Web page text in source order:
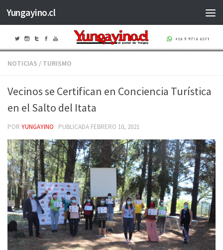
Saltar al contenido
Yungayino.cl
NOTICIAS / TURISMO
Vecinos se Certifican en Conciencia Turística
en el Salto del Itata
POR YUNGAYINO · PUBLICADA FEBRERO 10, 2021